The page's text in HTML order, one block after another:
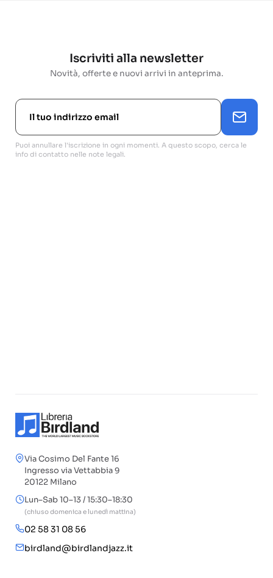
Iscriviti alla newsletter
Novità, offerte e nuovi arrivi in anteprima.
Puoi annullare l'iscrizione in ogni momenti. A questo scopo, cerca le
info di contatto nelle note legali.
Via Cosimo Del Fante 16
Ingresso via Vettabbia 9
20122 Milano
Lun–Sab 10–13 / 15:30–18:30
(chiuso domenica e lunedì mattina)
02 58 31 08 56
birdland@birdlandjazz.it